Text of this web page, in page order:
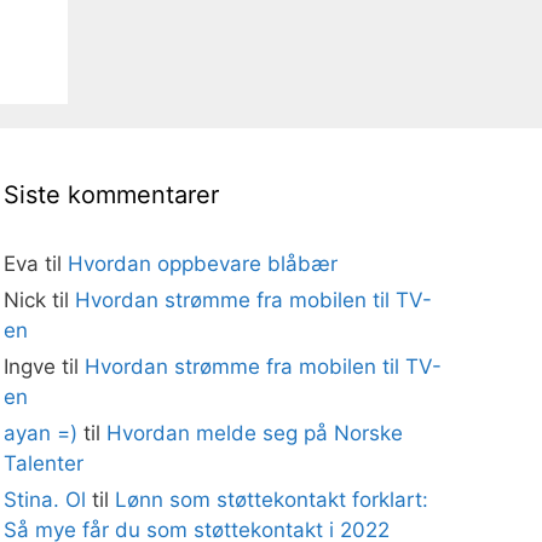
Siste kommentarer
Eva til Hvordan oppbevare blåbær
Nicktil Hvordan strømme fra mobilen til TV-
en
Ingve til Hvordan strømme fra mobilen til TV-
en
ayan =) til Hvordan melde seg på Norske
Talenter
Stina. Ol til Lønn som støttekontakt forklart:
Så mye får du som støttekontakt i 2022